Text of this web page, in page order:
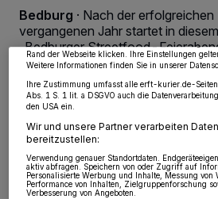
Bedburg · Nach der erfolgreichen
vergangenen Jahr startet in
„Bedburger Streetfood-
als der erste von insgesamt sechs
09.04.2024 , 09:57 Uhr Eine
Zwecke. Wenn Tracker deaktiviert sind, sind
möglicherweise nicht mehr so relevant für Sie. Sie
wieder aufrufen, um Ihre Einstellungen zu ändern
widerrufen, indem Sie auf den Link Einstellungen
Rand der Webseite klicken. Ihre Einstellungen
Weitere Informationen finden Sie in unserer
Ihre Zustimmung umfasst alle erft-kurier.de-
Abs. 1 S. 1 lit. a DSGVO auch die
den USA ein.
Wir und unsere Partner verarbeiten
bereitzustellen:
Verwendung genauer Standortdaten.
aktiv abfragen. Speichern von oder Zugriff auf
Personalisierte Werbung und Inhalte, Messung von
Performance von Inhalten, Zielgruppenforschung
Verbesserung von Angeboten.